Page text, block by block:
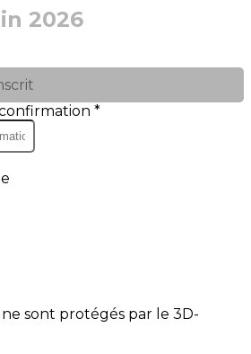
2026
*
sont protégés par le 3D-